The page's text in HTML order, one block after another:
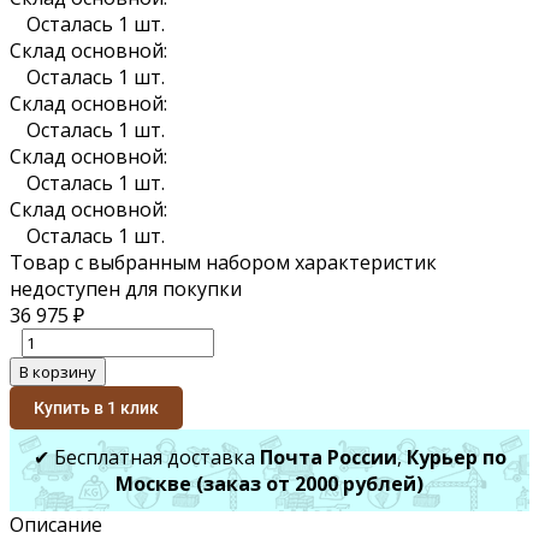
Осталась 1 шт.
Склад основной:
Осталась 1 шт.
Склад основной:
Осталась 1 шт.
Склад основной:
Осталась 1 шт.
Склад основной:
Осталась 1 шт.
Товар с выбранным набором характеристик
недоступен для покупки
36 975 ₽
В корзину
Купить в 1 клик
✔ Бесплатная доставка Почта России,Курьер по
Москве (заказ от 2000 рублей)
Описание